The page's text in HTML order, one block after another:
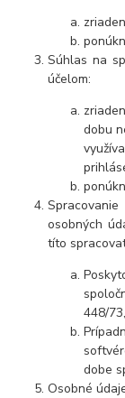
Súhlas na
účelom:
dobu
osobných
títo
448/
dobe
Osobné